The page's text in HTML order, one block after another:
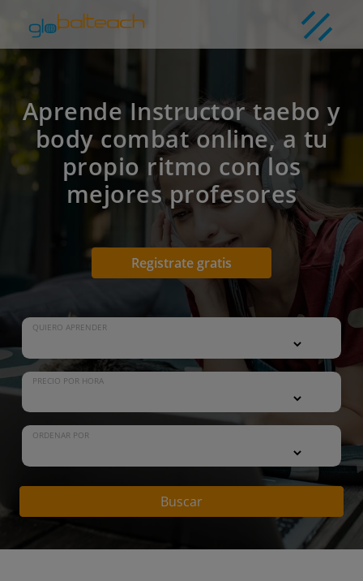
Aprende Instructor taebo y
body combat online, a tu
propio ritmo con los
mejores profesores
Registrate gratis
QUIERO APRENDER
PRECIO POR HORA
ORDENAR POR
Buscar